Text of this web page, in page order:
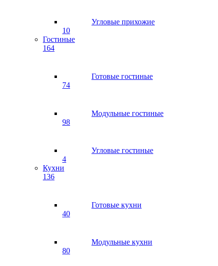
Угловые прихожие
10
Гостиные
164
Готовые гостиные
74
Модульные гостиные
98
Угловые гостиные
4
Кухни
136
Готовые кухни
40
Модульные кухни
80